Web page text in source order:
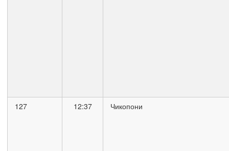
127 12:37 Чикопони